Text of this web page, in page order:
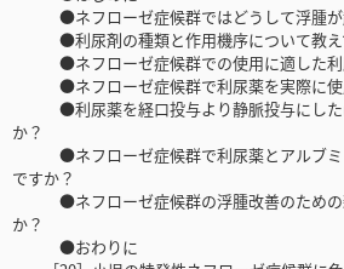
●ネフローゼ症候群ではどうして浮腫が
●利尿剤の種類と作用機序について教え
●ネフローゼ症候群での使用に適した利
●ネフローゼ症候群で利尿薬を実際に使
●利尿薬を経口投与より静脈投与にした
か？
●ネフローゼ症候群で利尿薬とアルブミ
ですか？
●ネフローゼ症候群の浮腫改善のための
か？
●おわりに